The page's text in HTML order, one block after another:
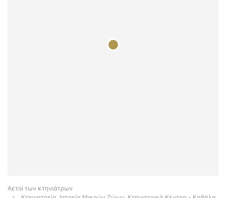
Αετοί των κτηνιάτρων